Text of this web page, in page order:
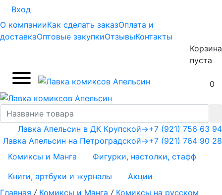
Вход
О компанииКак сделать заказОплата и
доставкаОптовые закупкиОтзывыКонтакты
Корзина
пуста
0
+7 (921) 756 63 94
+7 (921) 764 90 28
Лавка Апельсин в ДК Крупской→
Лавка Апельсин на Петроградской→
Комиксы и Манга
Фигурки, настолки, стафф
Книги, артбуки и журналы
Акции
Главная / Комиксы и Манга / Комиксы на русском